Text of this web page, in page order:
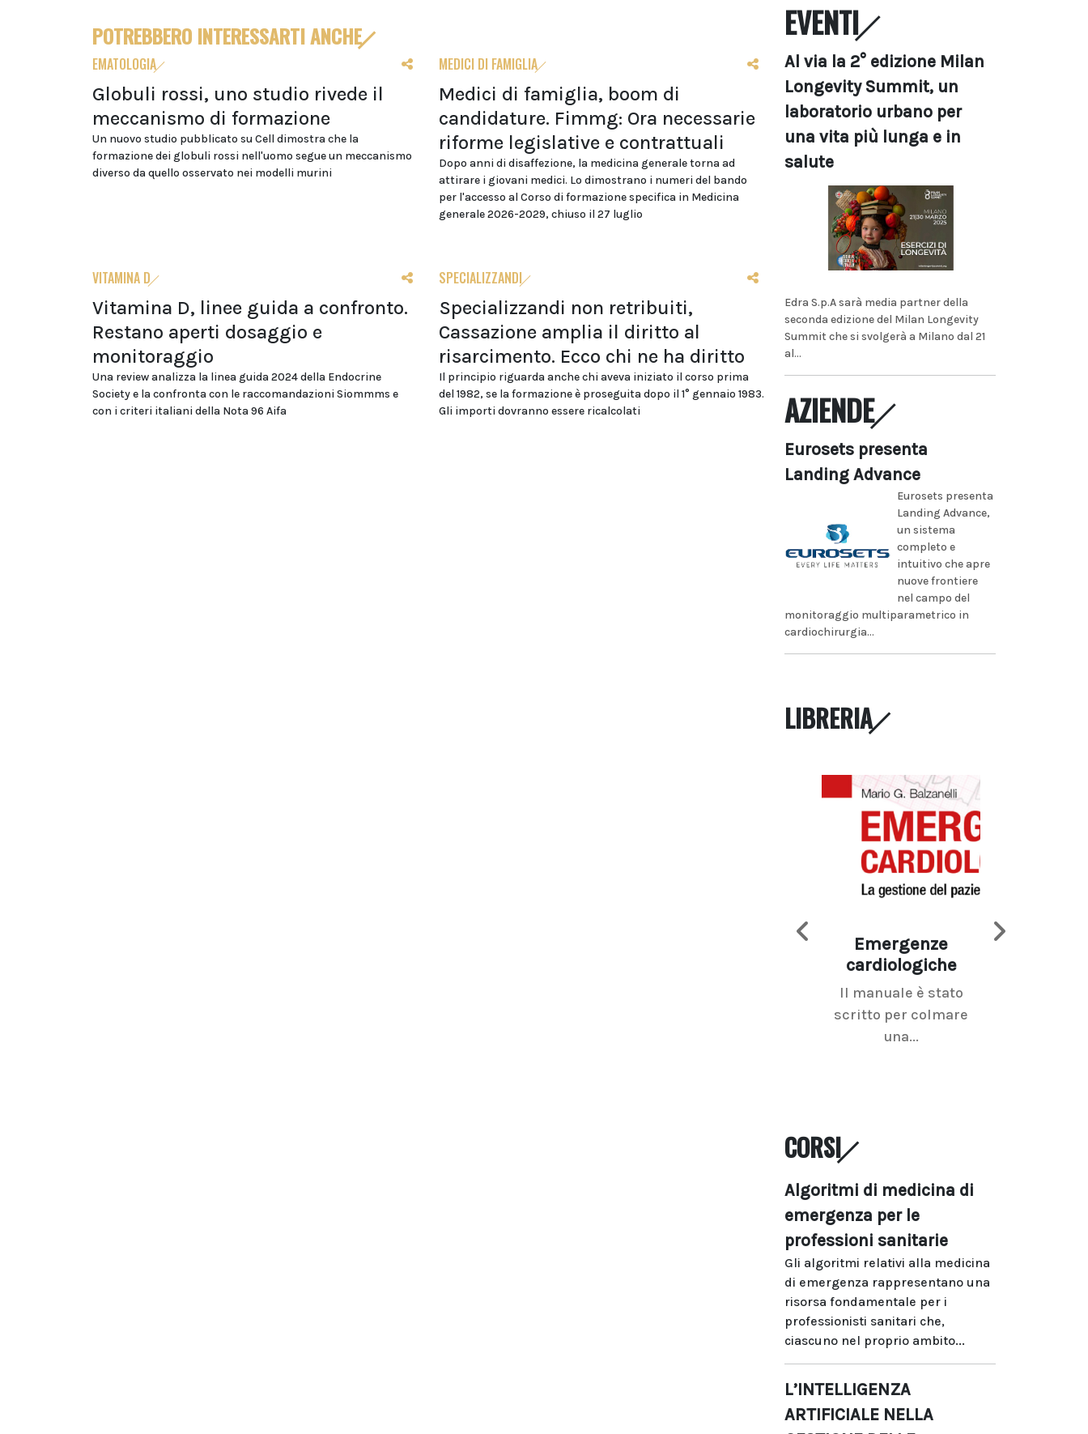
POTREBBERO INTERESSARTI ANCHE
EMATOLOGIA
Globuli rossi, uno studio rivede il
meccanismo di formazione
Un nuovo studio pubblicato su Cell dimostra che la
formazione dei globuli rossi nell'uomo segue un meccanismo
diverso da quello osservato nei modelli murini
MEDICI DI FAMIGLIA
Medici di famiglia, boom di
candidature. Fimmg: Ora necessarie
riforme legislative e contrattuali
Dopo anni di disaffezione, la medicina generale torna ad
attirare i giovani medici. Lo dimostrano i numeri del bando
per l'accesso al Corso di formazione specifica in Medicina
generale 2026-2029, chiuso il 27 luglio
VITAMINA D
Vitamina D, linee guida a confronto.
Restano aperti dosaggio e
monitoraggio
Una review analizza la linea guida 2024 della Endocrine
Society e la confronta con le raccomandazioni Siommms e
con i criteri italiani della Nota 96 Aifa
SPECIALIZZANDI
Specializzandi non retribuiti,
Cassazione amplia il diritto al
risarcimento. Ecco chi ne ha diritto
Il principio riguarda anche chi aveva iniziato il corso prima
del 1982, se la formazione è proseguita dopo il 1° gennaio 1983.
Gli importi dovranno essere ricalcolati
EVENTI
Al via la 2° edizione Milan
Longevity Summit, un
laboratorio urbano per
una vita più lunga e in
salute
Edra S.p.A sarà media partner della
seconda edizione del Milan Longevity
Summit che si svolgerà a Milano dal 21
al...
AZIENDE
Eurosets presenta
Landing Advance
Eurosets presenta
Landing Advance,
un sistema
completo e
intuitivo che apre
nuove frontiere
nel campo del
monitoraggio multiparametrico in
cardiochirurgia...
LIBRERIA
Emergenze
cardiologiche
Il manuale è stato
scritto per colmare
una...
CORSI
Algoritmi di medicina di
emergenza per le
professioni sanitarie
Gli algoritmi relativi alla medicina
di emergenza rappresentano una
risorsa fondamentale per i
professionisti sanitari che,
ciascuno nel proprio ambito...
L’INTELLIGENZA
ARTIFICIALE NELLA